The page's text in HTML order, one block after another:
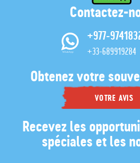
Contactez-
+977-
+33-689919284
Obtenez votre
VOTRE AVIS
Recevez les
spéciales et les